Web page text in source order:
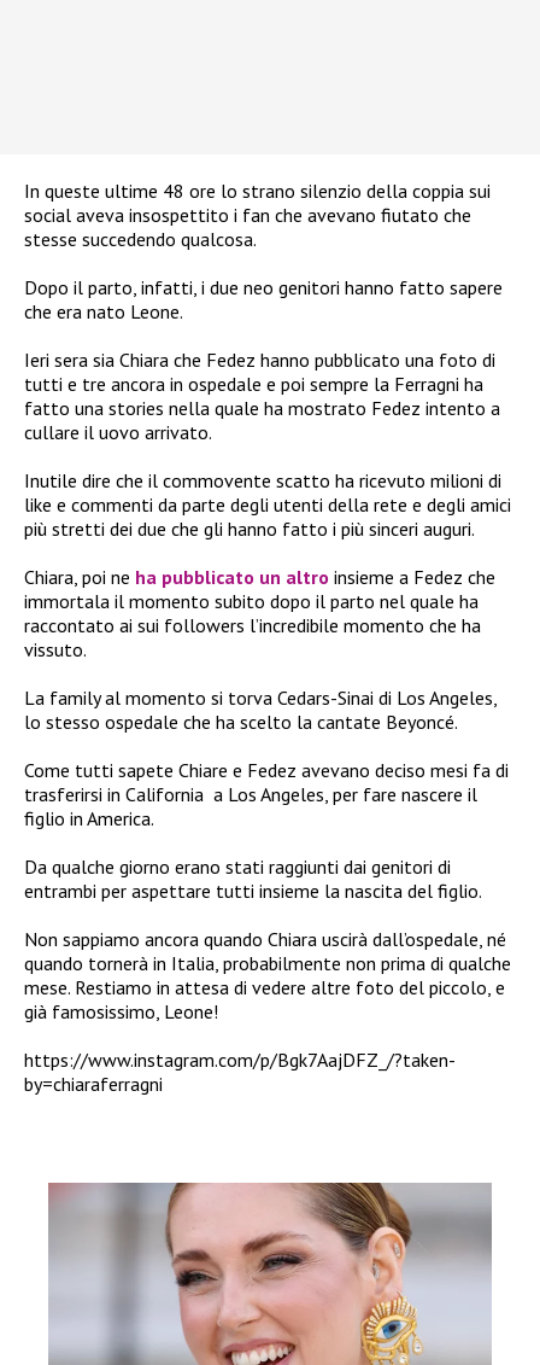
In queste ultime 48 ore lo strano silenzio della coppia sui
social aveva insospettito i fan che avevano fiutato che
stesse succedendo qualcosa.
Dopo il parto, infatti, i due neo genitori hanno fatto sapere
che era nato Leone.
Ieri sera sia Chiara che Fedez hanno pubblicato una foto di
tutti e tre ancora in ospedale e poi sempre la Ferragni ha
fatto una stories nella quale ha mostrato Fedez intento a
cullare il uovo arrivato.
Inutile dire che il commovente scatto ha ricevuto milioni di
like e commenti da parte degli utenti della rete e degli amici
più stretti dei due che gli hanno fatto i più sinceri auguri.
Chiara, poi ne ha pubblicato un altro insieme a Fedez che
immortala il momento subito dopo il parto nel quale ha
raccontato ai sui followers l’incredibile momento che ha
vissuto.
La family al momento si torva Cedars-Sinai di Los Angeles,
lo stesso ospedale che ha scelto la cantate Beyoncé.
Come tutti sapete Chiare e Fedez avevano deciso mesi fa di
trasferirsi in California a Los Angeles, per fare nascere il
figlio in America.
Da qualche giorno erano stati raggiunti dai genitori di
entrambi per aspettare tutti insieme la nascita del figlio.
Non sappiamo ancora quando Chiara uscirà dall’ospedale, né
quando tornerà in Italia, probabilmente non prima di qualche
mese. Restiamo in attesa di vedere altre foto del piccolo, e
già famosissimo, Leone!
https://www.instagram.com/p/Bgk7AajDFZ_/?taken-
by=chiaraferragni